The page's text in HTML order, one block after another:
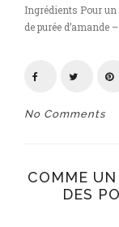
Ingrédients Pour un
de purée d’amande
No Comments
COMME
DES